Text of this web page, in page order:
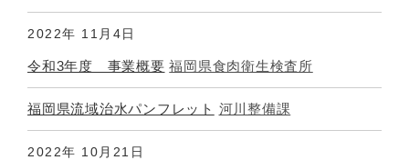
2022年 11月4日
令和3年度 事業概要 福岡県食肉衛生検査所
福岡県流域治水パンフレット 河川整備課
2022年 10月21日